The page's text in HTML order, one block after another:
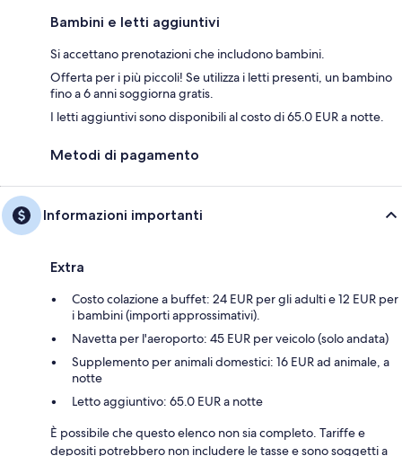
Bambini e letti aggiuntivi
Si accettano prenotazioni che includono bambini.
Offerta per i più piccoli! Se utilizza i letti presenti, un bambino
fino a 6 anni soggiorna gratis.
I letti aggiuntivi sono disponibili al costo di 65.0 EUR a notte.
Metodi di pagamento
Informazioni importanti
Extra
Costo colazione a buffet: 24 EUR per gli adulti e 12 EUR per
i bambini (importi approssimativi).
Navetta per l'aeroporto: 45 EUR per veicolo (solo andata)
Supplemento per animali domestici: 16 EUR ad animale, a
notte
Letto aggiuntivo: 65.0 EUR a notte
È possibile che questo elenco non sia completo. Tariffe e
depositi potrebbero non includere le tasse e sono soggetti a